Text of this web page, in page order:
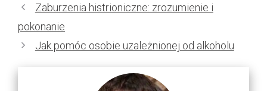
Zaburzenia histrioniczne: zrozumienie i
pokonanie
Jak pomóc osobie uzależnionej od alkoholu